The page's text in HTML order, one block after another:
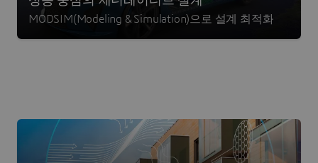
MODSIM(Modeling & Simulation)으로 설계 최적화